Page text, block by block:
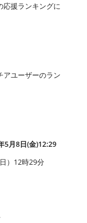
応援ランキングに
ユーザーのラン
5月8日(金)12:29
） 12時29分